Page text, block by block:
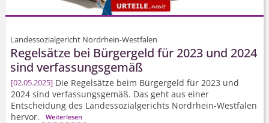
Landessozialgericht Nordrhein-Westfalen
Regelsätze bei Bürgergeld für 2023 und 2024
sind verfassungsgemäß
02.05.2025 Die Regelsätze beim Bürgergeld für 2023 und
2024 sind verfassungsgemäß. Das geht aus einer
Entscheidung des Landessozi­algerichts Nordrhein-Westfalen
hervor.
Weiterlesen